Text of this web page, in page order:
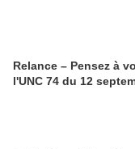
Relance – Pensez à
l'UNC 74 du 12